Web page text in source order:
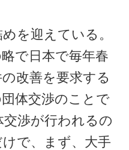
を迎えている。
で日本で毎年春
改善を要求する
体交渉のことで
渉が行われるの
で、まず、大手